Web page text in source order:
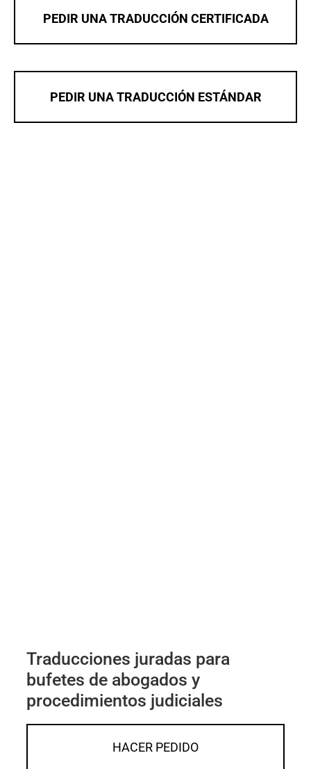
PEDIR UNA TRADUCCIÓN CERTIFICADA
PEDIR UNA TRADUCCIÓN ESTÁNDAR
Traducciones juradas para
bufetes de abogados y
procedimientos judiciales
HACER PEDIDO